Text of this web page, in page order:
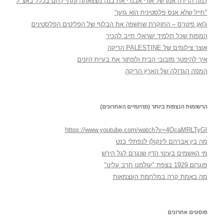
"חייל שלא אנס פלסטינית הוא גזען"
ג'ואן פיטרס – החוקרת שחשפה את הבלוף של הפליטים הפלסטינים
המפות שכל תלמיד ישראלי חייב להכיר
אוצר צילומים של PALESTINE הריקה
איך להיפטר מזבובי הבית ולפתור את בעיית היונים
המפה הגדולה של הארץ הריקה
הרשומות הנצפות ביותר (מהיומיים האחרונים)
https://www.youtube.com/watch?v=4OcaMRLTyGI
מה בין אברהם לינקולן לנפתלי בנט
מי האשמים בעינוי הדין שנגרם לגל הירש
פוגרום 1929 בצפת "עולמנו חרב עלינו"
מה באמת קרה במלחמת העצמאות
פוסטים אחרונים